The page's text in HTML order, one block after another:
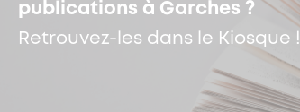
publications à Garches ?
Retrouvez-les dans le Kiosque !